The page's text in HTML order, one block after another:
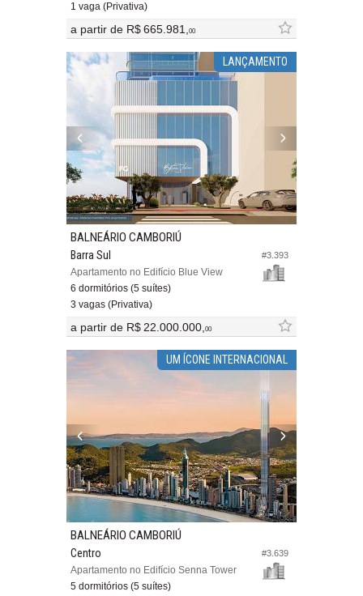
1 vaga (Privativa)
a partir de R$ 665.981,00
LANÇAMENTO
#3.393
BALNEÁRIO CAMBORIÚ
Barra Sul
Apartamento no Edifício Blue View
6 dormitórios (5 suítes)
3 vagas (Privativa)
a partir de R$ 22.000.000,00
UM ÍCONE INTERNACIONAL
#3.639
BALNEÁRIO CAMBORIÚ
Centro
Apartamento no Edifício Senna Tower
5 dormitórios (5 suítes)